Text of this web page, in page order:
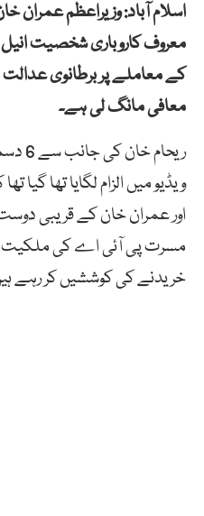
اسلام آباد: وزیراعظم عمران
معروف کاروباری شخصیتانیل
کے معاملے پر برطانوی
معافیمانگلی ہے۔
ویڈیو میں الزام لگایا تھا
اور عمران خان کے قریبی
مسرت پی آئی اے کی ملکیت
خریدنے کی کوششیں کر رہے